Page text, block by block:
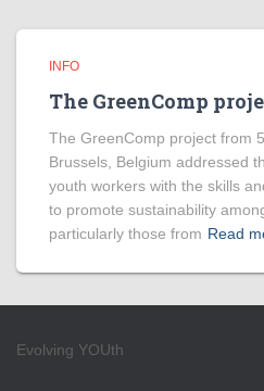
INFO
The GreenComp
The GreenComp project from
Brussels, Belgium addressed
youth workers with the skills
to promote sustainability
particularly those from Read
Evolving YOUth